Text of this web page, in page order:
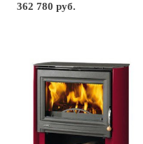
362 780 руб.